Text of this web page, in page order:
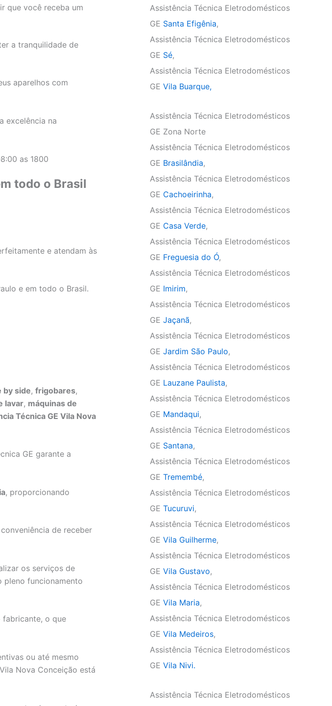
que você receba um
a tranquilidade de
aparelhos com
excelência na
as 1800
todo o Brasil
e atendam às
e em todo o Brasil.
by side, frigobares,
lavar, máquinas de
Técnica GE Vila Nova
GE garante a
, proporcionando
de receber
os serviços de
pleno funcionamento
fabricante, o que
ou até mesmo
Nova Conceição está
Assistência Técnica Eletrodomésticos
GE Santa Efigênia,
Assistência Técnica Eletrodomésticos
GE Sé,
Assistência Técnica Eletrodomésticos
GE Vila Buarque,
Assistência Técnica Eletrodomésticos
GE Zona Norte
Assistência Técnica Eletrodomésticos
GE Brasilândia,
Assistência Técnica Eletrodomésticos
GE Cachoeirinha,
Assistência Técnica Eletrodomésticos
GE Casa Verde,
Assistência Técnica Eletrodomésticos
GE Freguesia do Ó,
Assistência Técnica Eletrodomésticos
GE Imirim,
Assistência Técnica Eletrodomésticos
GE Jaçanã,
Assistência Técnica Eletrodomésticos
GE Jardim São Paulo,
Assistência Técnica Eletrodomésticos
GE Lauzane Paulista,
Assistência Técnica Eletrodomésticos
GE Mandaqui,
Assistência Técnica Eletrodomésticos
GE Santana,
Assistência Técnica Eletrodomésticos
GE Tremembé,
Assistência Técnica Eletrodomésticos
GE Tucuruvi,
Assistência Técnica Eletrodomésticos
GE Vila Guilherme,
Assistência Técnica Eletrodomésticos
GE Vila Gustavo,
Assistência Técnica Eletrodomésticos
GE Vila Maria,
Assistência Técnica Eletrodomésticos
GE Vila Medeiros,
Assistência Técnica Eletrodomésticos
GE Vila Nivi.
Assistência Técnica Eletrodomésticos